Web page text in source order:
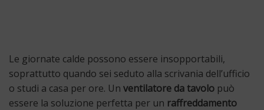
Le giornate calde possono essere insopportabili,
soprattutto quando sei seduto alla scrivania dell’ufficio
o studi a casa per ore. Un ventilatore da tavolo può
essere la soluzione perfetta per un raffreddamento